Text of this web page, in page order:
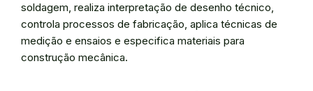
soldagem, realiza interpretação de desenho técnico,
controla processos de fabricação, aplica técnicas de
medição e ensaios e especifica materiais para
construção mecânica.